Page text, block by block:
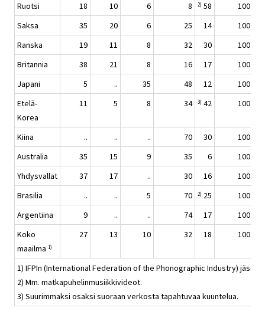
Ruotsi 18 10 6 8 2) 58
100
Saksa
35 20 6 25 14
100
Ranska
19 11 8 32 30
100
Britannia
38 21 8 16 17
100
Japani
5 .. 35 48 12
100
Etelä-
Korea
11 5 8 34 3) 42 100
Kiina .. .. .. 70 30
100
Australia
35 15 9 35 6
100
Yhdysvallat
37 17 .. 30 16
100
Brasilia
.. .. 5 70 2) 25
100
Argentiina
9 .. .. 74 17
100
Koko
maailma 1)
27 13 10 32 18 100
1) IFPIn (International Federation of the Phonographic Industry)
2) Mm. matkapuhelinmusiikkivideot.
3) Suurimmaksi osaksi suoraan verkosta tapahtuvaa kuuntelua.